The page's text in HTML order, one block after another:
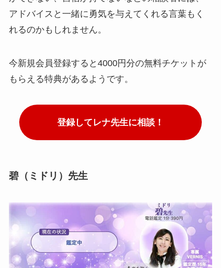
アドバイスと一緒に勇気を与えてくれる言葉もく
れるのかもしれません。
今新規会員登録すると4000円分の無料チケットが
もらえる特典があるようです。
登録してレナ先生に相談！
碧（ミドリ）先生